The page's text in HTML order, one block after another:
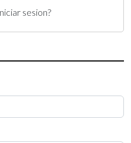
sesion?